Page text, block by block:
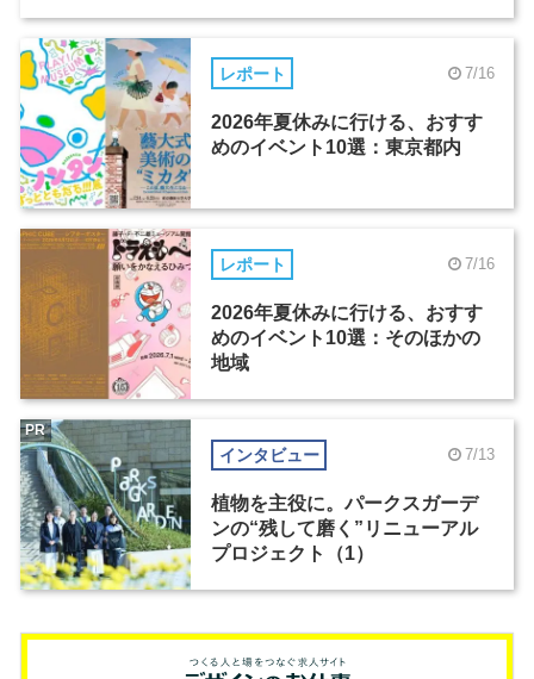
レポート 7/16
2026年夏休みに行ける、おすす
めのイベント10選：東京都内
レポート 7/16
2026年夏休みに行ける、おすす
めのイベント10選：そのほかの
地域
インタビュー 7/13
植物を主役に。パークスガーデ
ンの“残して磨く”リニューアル
プロジェクト（1）
PR